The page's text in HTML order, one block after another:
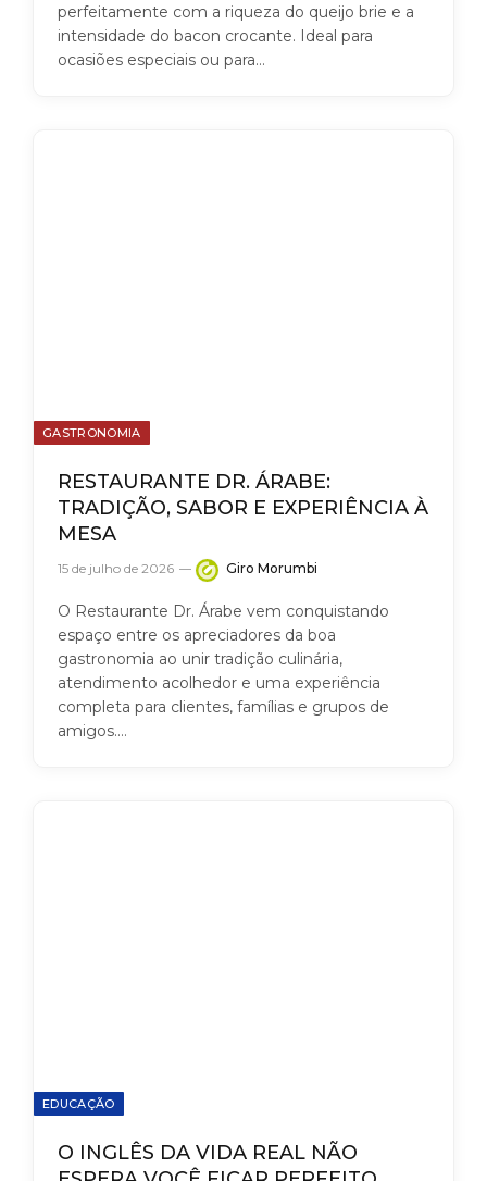
perfeitamente com a riqueza do queijo brie e a
intensidade do bacon crocante. Ideal para
ocasiões especiais ou para…
GASTRONOMIA
RESTAURANTE DR. ÁRABE:
TRADIÇÃO, SABOR E EXPERIÊNCIA À
MESA
15 de julho de 2026 Giro Morumbi
O Restaurante Dr. Árabe vem conquistando
espaço entre os apreciadores da boa
gastronomia ao unir tradição culinária,
atendimento acolhedor e uma experiência
completa para clientes, famílias e grupos de
amigos.…
EDUCAÇÃO
O INGLÊS DA VIDA REAL NÃO